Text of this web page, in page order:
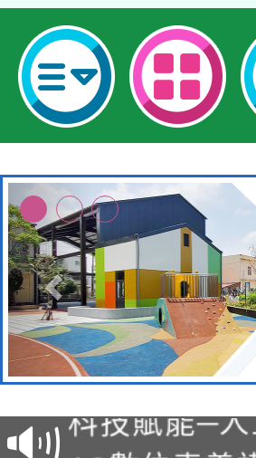
本館辦理
暨閱讀推動
科技賦能─